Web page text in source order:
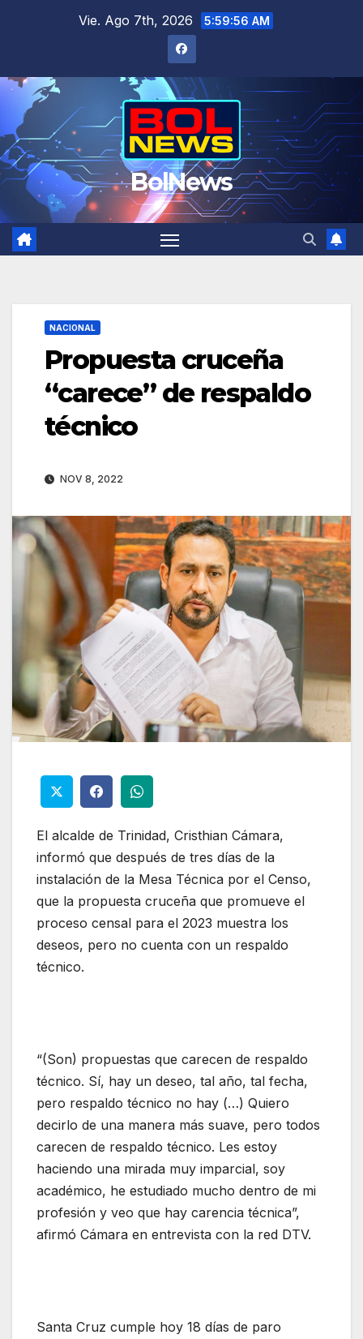
Vie. Ago 7th, 2026 5:59:57 AM
BolNews
NACIONAL
Propuesta cruceña
“carece” de respaldo
técnico
NOV 8, 2022
El alcalde de Trinidad, Cristhian Cámara,
informó que después de tres días de la
instalación de la Mesa Técnica por el Censo,
que la propuesta cruceña que promueve el
proceso censal para el 2023 muestra los
deseos, pero no cuenta con un respaldo
técnico.
“(Son) propuestas que carecen de respaldo
técnico. Sí, hay un deseo, tal año, tal fecha,
pero respaldo técnico no hay (…) Quiero
decirlo de una manera más suave, pero todos
carecen de respaldo técnico. Les estoy
haciendo una mirada muy imparcial, soy
académico, he estudiado mucho dentro de mi
profesión y veo que hay carencia técnica”,
afirmó Cámara en entrevista con la red DTV.
Santa Cruz cumple hoy 18 días de paro